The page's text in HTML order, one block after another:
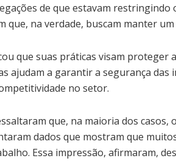
de que estavam
que, na verdade, buscam manter
que suas práticas visam proteger
ajudam a garantir a segurança das
no setor.
que, na maioria dos
dados que mostram que
Essa impressão, afirmaram,